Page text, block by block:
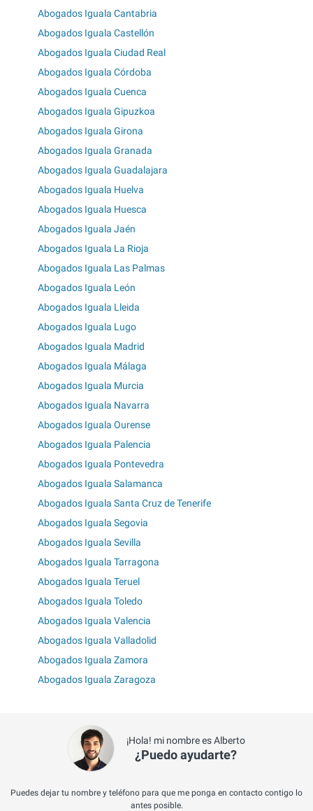
Abogados Iguala Cantabria
Abogados Iguala Castellón
Abogados Iguala Ciudad Real
Abogados Iguala Córdoba
Abogados Iguala Cuenca
Abogados Iguala Gipuzkoa
Abogados Iguala Girona
Abogados Iguala Granada
Abogados Iguala Guadalajara
Abogados Iguala Huelva
Abogados Iguala Huesca
Abogados Iguala Jaén
Abogados Iguala La Rioja
Abogados Iguala Las Palmas
Abogados Iguala León
Abogados Iguala Lleida
Abogados Iguala Lugo
Abogados Iguala Madrid
Abogados Iguala Málaga
Abogados Iguala Murcia
Abogados Iguala Navarra
Abogados Iguala Ourense
Abogados Iguala Palencia
Abogados Iguala Pontevedra
Abogados Iguala Salamanca
Abogados Iguala Santa Cruz de Tenerife
Abogados Iguala Segovia
Abogados Iguala Sevilla
Abogados Iguala Tarragona
Abogados Iguala Teruel
Abogados Iguala Toledo
Abogados Iguala Valencia
Abogados Iguala Valladolid
Abogados Iguala Zamora
Abogados Iguala Zaragoza
¡Hola! mi nombre es Alberto
¿Puedo ayudarte?
Puedes dejar tu nombre y teléfono para que me ponga en contacto contigo lo
antes posible.